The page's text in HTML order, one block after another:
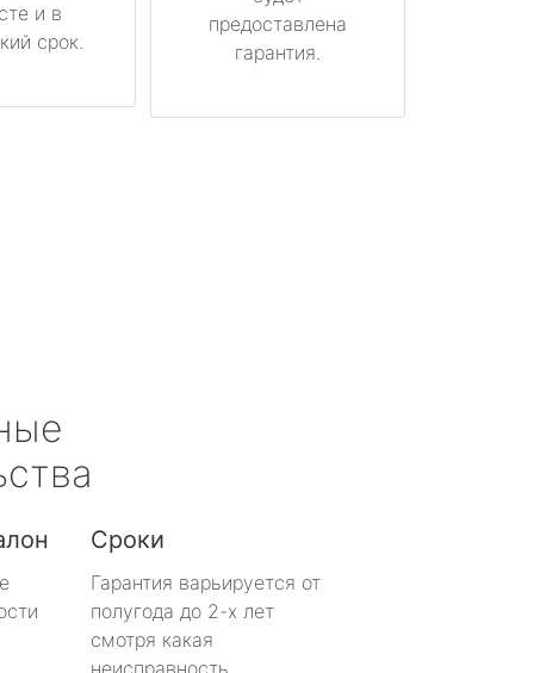
и в
срок.
предоставлена
гарантия.
Сроки
Гарантия варьируется от
полугода до 2-х лет
смотря какая
неисправность.